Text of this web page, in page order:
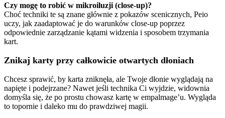
Czy mogę to robić w mikroiluzji (close-up)?
Choć techniki te są znane głównie z pokazów scenicznych, Peio
uczy, jak zaadaptować je do warunków close-up poprzez
odpowiednie zarządzanie kątami widzenia i sposobem trzymania
kart.
Znikaj karty przy całkowicie otwartych dłoniach
Chcesz sprawić, by karta zniknęła, ale Twoje dłonie wyglądają na
napięte i podejrzane? Nawet jeśli technika Ci wyjdzie, widownia
domyśla się, że po prostu chowasz kartę w empalmage’u. Wygląda
to topornie i daleko mu do prawdziwej magii.